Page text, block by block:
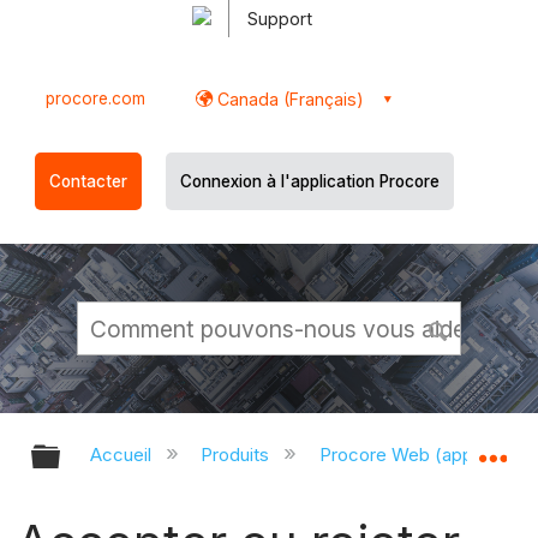
Support
procore.com Canada (Français)
Contacter Connexion à l'application Procore
Développer/réduire la hiérarchie
Accueil Produits Procore Web